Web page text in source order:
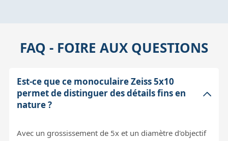
FAQ - FOIRE AUX QUESTIONS
Est-ce que ce monoculaire Zeiss 5x10
permet de distinguer des détails fins en
nature ?
Avec un grossissement de 5x et un diamètre d'objectif